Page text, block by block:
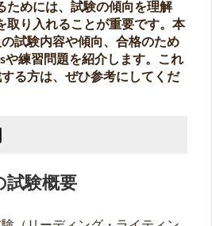
ためには、試験の傾向を理解
取り入れることが重要です。本
試験内容や傾向、合格のため
や練習問題を紹介します。これ
る方は、ぜひ参考にしてくだ
試験概要